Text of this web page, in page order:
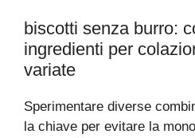
biscotti senza burro:
ingredienti per
variate
Sperimentare diverse
la chiave per evitare la